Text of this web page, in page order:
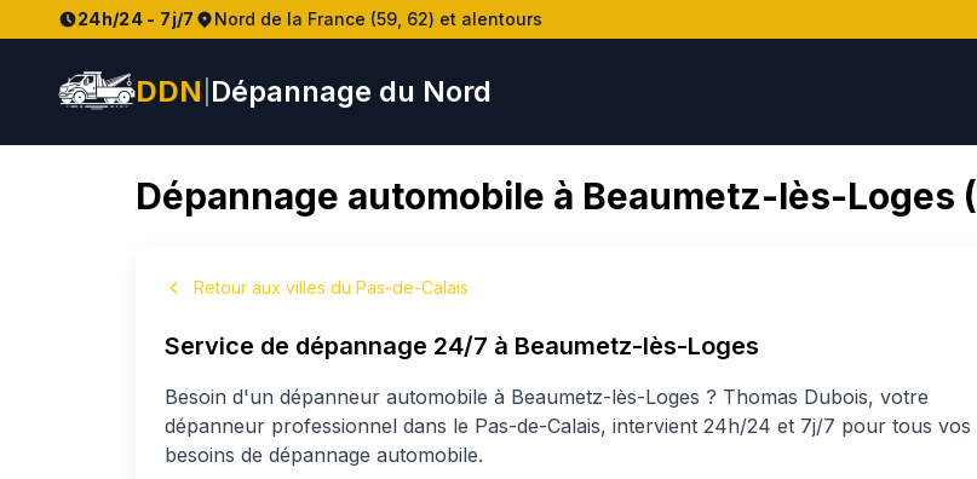
24h/24 - 7j/7 Nord de la France (59, 62) et alentours
DDN Dépannage du Nord
Dépannage automobile à Beaumetz-lès-Loges (
Retour aux villes du Pas-de-Calais
Service de dépannage 24/7 à Beaumetz-lès-Loges
Besoin d'un dépanneur automobile à Beaumetz-lès-Loges ? Thomas Dubois, votre
dépanneur professionnel dans le Pas-de-Calais, intervient 24h/24 et 7j/7 pour tous vos
besoins de dépannage automobile.